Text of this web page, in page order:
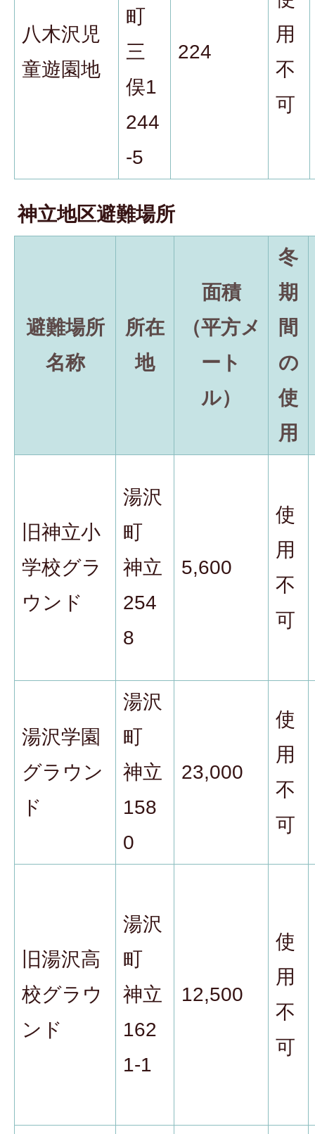
八木沢児
童遊園地
町
三
俣1
244
-5
224
用
不
可
神立地区避難場所
避難場所
名称
所在
地
面積
（平方メ
ート
ル）
冬
期
間
の
使
用
旧神立小
学校グラ
ウンド
湯沢
町
神立
254
8
5,600
使
用
不
可
湯沢学園
グラウン
ド
湯沢
町
神立
158
0
23,000
使
用
不
可
旧湯沢高
校グラウ
ンド
湯沢
町
神立
162
1-1
12,500
使
用
不
可